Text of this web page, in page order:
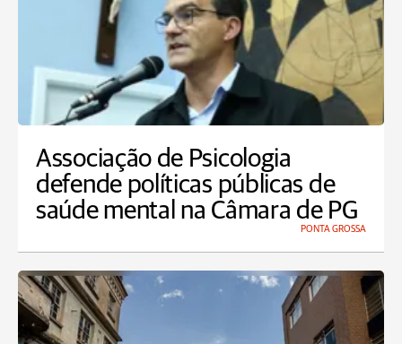
Associação de Psicologia
defende políticas públicas de
saúde mental na Câmara de PG
PONTA GROSSA